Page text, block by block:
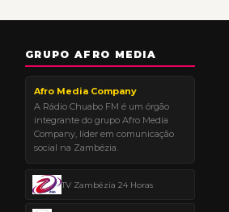
GRUPO AFRO MEDIA
Afro Media Company
A Rádio Chuabo FM é um órgão
integrante do grupo Afro Media
Company, líder em comunicação
social na Zambézia.
TV Zambézia 24 Horas